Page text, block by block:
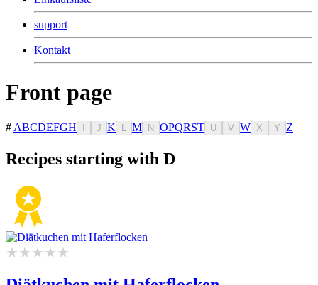
support
Kontakt
Front page
# ABCDEFGH J K L M N OPQRST U V W X Y Z
Recipes starting with D